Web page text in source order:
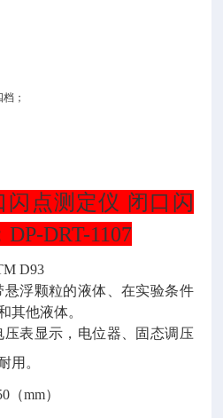
；
闪点测定仪 闭口闪
DRT-1107
D93
悬浮颗粒的液体、在实验条件
其他液体。
压表显示，电位器、固态调压
用。
（mm）